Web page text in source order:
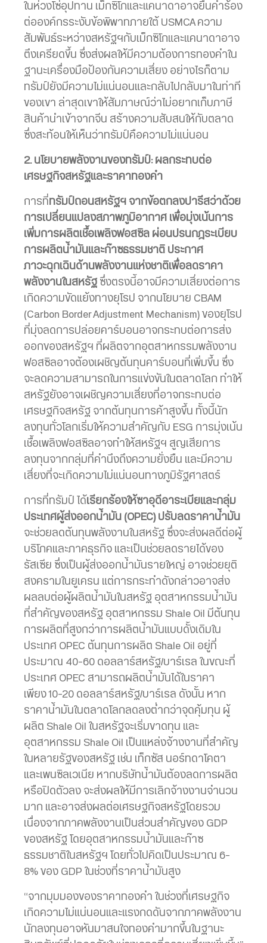
ในห่วงโซ่อุปทาน เม็กซิโกและแคนาดาอาจยื่นคำร้อง
ต่อองค์กรระงับข้อพิพาทภายใต้ USMCA ความ
สัมพันธ์ระหว่างสหรัฐฯกับเม็กซิโกและแคนาดาอาจ
ตึงเครียดขึ้น ซึ่งส่งผลให้มีความต้องการทองคำใน
ฐานะเครื่องมือป้องกันความเสี่ยง อย่างไรก็ตาม
ทรัมป์ยังมีความไม่แน่นอนและกลับไปกลับมาในท่าที
ของเขา ล่าสุดเขาให้สัมภาษณ์ว่าไม่อยากเก็บภาษี
สินค้านำเข้าจากจีน สร้างความสับสนให้กับตลาด
ซึ่งสะท้อนให้เห็นว่าทรัมป์คือความไม่แน่นอน
2. นโยบายพลังงานของทรัมป์: ผลกระทบต่อ
เศรษฐกิจสหรัฐและราคาทองคำ
การที่ทรัมป์ถอนสหรัฐฯ จากข้อตกลงปารีสว่าด้วย
การเปลี่ยนแปลงสภาพภูมิอากาศ เพื่อมุ่งเน้นการ
เพิ่มการผลิตเชื้อเพลิงฟอสซิล ผ่อนปรนกฎระเบียบ
การผลิตน้ำมันและก๊าซธรรมชาติ ประกาศ
ภาวะฉุกเฉินด้านพลังงานแห่งชาติเพื่อลดราคา
พลังงานในสหรัฐ ซึ่งตรงนี้อาจมีความเสี่ยงต่อการ
เกิดความขัดแย้งทางยุโรป จากนโยบาย CBAM
(Carbon Border Adjustment Mechanism) ของยุโรป
ที่มุ่งลดการปล่อยคาร์บอนอาจกระทบต่อการส่ง
ออกของสหรัฐฯ ที่ผลิตจากอุตสาหกรรมพลังงาน
ฟอสซิลอาจต้องเผชิญต้นทุนคาร์บอนที่เพิ่มขึ้น ซึ่ง
จะลดความสามารถในการแข่งขันในตลาดโลก ทำให้
สหรัฐยังอาจเผชิญความเสี่ยงที่อาจกระทบต่อ
เศรษฐกิจสหรัฐ จากต้นทุนการค้าสูงขึ้น ทั้งนี้นัก
ลงทุนทั่วโลกเริ่มให้ความสำคัญกับ ESG การมุ่งเน้น
เชื้อเพลิงฟอสซิลอาจทำให้สหรัฐฯ สูญเสียการ
ลงทุนจากกลุ่มที่คำนึงถึงความยั่งยืน และมีความ
เสี่ยงที่จะเกิดความไม่แน่นอนทางภูมิรัฐศาสตร์
การที่ทรัมป์ ได้เรียกร้องให้ซาอุดีอาระเบียและกลุ่ม
ประเทศผู้ส่งออกน้ำมัน (OPEC) ปรับลดราคาน้ำมัน
จะช่วยลดต้นทุนพลังงานในสหรัฐ ซึ่งจะส่งผลดีต่อผู้
บริโภคและภาคธุรกิจ และเป็นช่วยลดรายได้ของ
รัสเซีย ซึ่งเป็นผู้ส่งออกน้ำมันรายใหญ่ อาจช่วยยุติ
สงครามในยูเครน แต่การกระทำดังกล่าวอาจส่ง
ผลลบต่อผู้ผลิตน้ำมันในสหรัฐ อุตสาหกรรมน้ำมัน
ที่สำคัญของสหรัฐ อุตสาหกรรม Shale Oil มีต้นทุน
การผลิตที่สูงกว่าการผลิตน้ำมันแบบดั้งเดิมใน
ประเทศ OPEC ต้นทุนการผลิต Shale Oil อยู่ที่
ประมาณ 40-60 ดอลลาร์สหรัฐ/บาร์เรล ในขณะที่
ประเทศ OPEC สามารถผลิตน้ำมันได้ในราคา
เพียง 10-20 ดอลลาร์สหรัฐ/บาร์เรล ดังนั้น หาก
ราคาน้ำมันในตลาดโลกลดลงต่ำกว่าจุดคุ้มทุน ผู้
ผลิต Shale Oil ในสหรัฐจะเริ่มขาดทุน และ
อุตสาหกรรม Shale Oil เป็นแหล่งจ้างงานที่สำคัญ
ในหลายรัฐของสหรัฐ เช่น เท็กซัส นอร์ทดาโคตา
และเพนซิลเวเนีย หากบริษัทน้ำมันต้องลดการผลิต
หรือปิดตัวลง จะส่งผลให้มีการเลิกจ้างงานจำนวน
มาก และอาจส่งผลต่อเศรษฐกิจสหรัฐโดยรวม
เนื่องจากภาคพลังงานเป็นส่วนสำคัญของ GDP
ของสหรัฐ โดยอุตสาหกรรมน้ำมันและก๊าซ
ธรรมชาติในสหรัฐฯ โดยทั่วไปคิดเป็นประมาณ 6-
8% ของ GDP ในช่วงที่ราคาน้ำมันสูง
“จากมุมมองของราคาทองคำ ในช่วงที่เศรษฐกิจ
เกิดความไม่แน่นอนและแรงกดดันจากภาคพลังงาน
นักลงทุนอาจหันมาสนใจทองคำมากขึ้นในฐานะ